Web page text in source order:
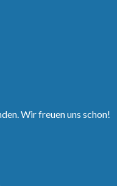
Wir freuen uns schon!